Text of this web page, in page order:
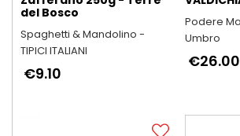
del Bosco
Spaghetti & Mandolino -
TIPICI ITALIANI
€9.10
Podere
Umbro
€26.00